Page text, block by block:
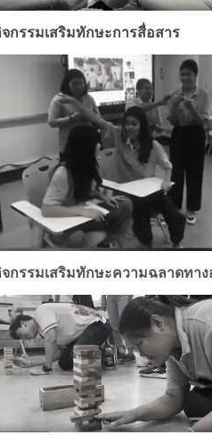
กรรมเสริมทักษะการสื่อสาร
กรรมเสริมทักษะความฉลาดทา